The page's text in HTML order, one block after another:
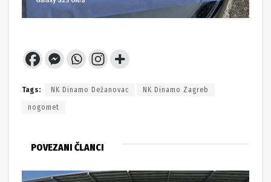
Tags: NK Dinamo Dežanovac NK Dinamo Zagreb
nogomet
POVEZANI ČLANCI